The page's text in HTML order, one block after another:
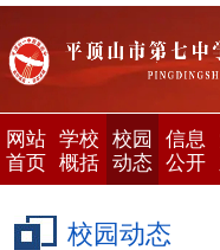
网站
首页
学校
概括
校园
动态
信息
公开
校园动态